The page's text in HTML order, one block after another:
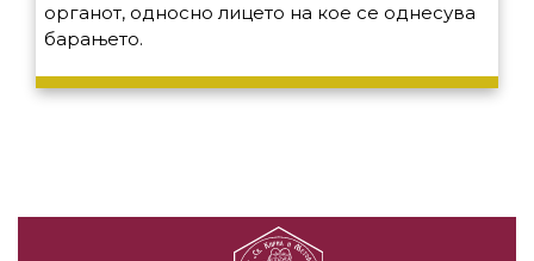
органот, односно лицето на кое се однесува
барањето.